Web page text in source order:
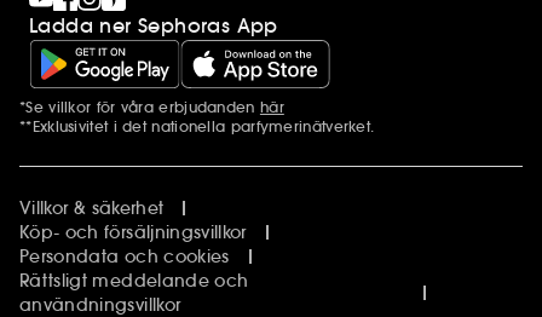
Ladda ner Sephoras App
Ytterligare information
*Se villkor för våra erbjudanden här
**Exklusivitet i det nationella parfymerinätverket.
Villkor & säkerhet
Köp- och försäljningsvillkor
Persondata och cookies
Rättsligt meddelande och
användningsvillkor